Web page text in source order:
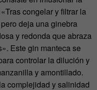
congelar y filtrar la
deja una ginebra
y redonda que abraza
Este gin manteca se
controlar la dilución y
y amontillado.
complejidad y salinidad